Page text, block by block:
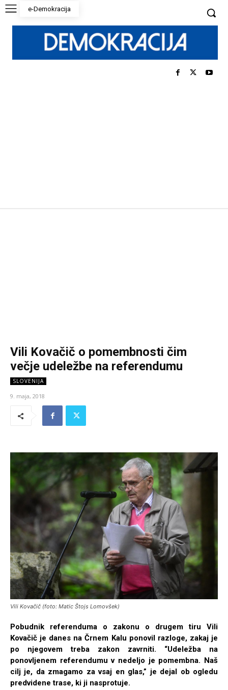
e-Demokracija
Vili Kovačič o pomembnosti čim
večje udeležbe na referendumu
SLOVENIJA
9. maja, 2018
Vili Kovačič (foto: Matic Štojs Lomovšek)
Pobudnik referenduma o zakonu o drugem tiru Vili
Kovačič je danes na Črnem Kalu ponovil razloge, zakaj je
po njegovem treba zakon zavrniti. “Udeležba na
ponovljenem referendumu v nedeljo je pomembna. Naš
cilj je, da zmagamo za vsaj en glas,” je dejal ob ogledu
predvidene trase, ki ji nasprotuje.